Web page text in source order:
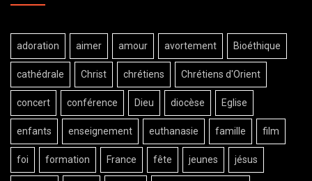
adoration aimer amour avortement Bioéthique
cathédrale Christ chrétiens Chrétiens d'Orient
concert conférence Dieu diocèse Eglise
enfants enseignement euthanasie famille film
foi formation France fête jeunes jésus